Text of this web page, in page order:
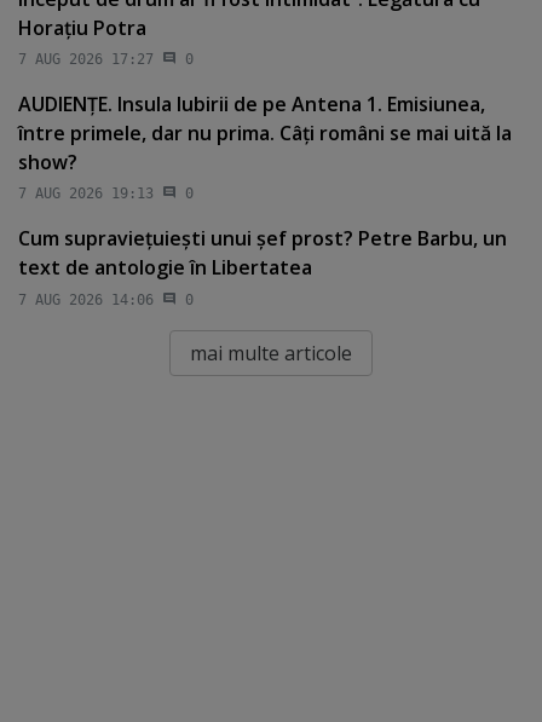
Horaţiu Potra
7 AUG 2026 17:27 0
AUDIENŢE. Insula Iubirii de pe Antena 1. Emisiunea,
între primele, dar nu prima. Câţi români se mai uită la
show?
7 AUG 2026 19:13 0
Cum supravieţuieşti unui şef prost? Petre Barbu, un
text de antologie în Libertatea
7 AUG 2026 14:06 0
mai multe articole